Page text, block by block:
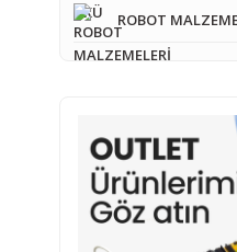
ROBOT